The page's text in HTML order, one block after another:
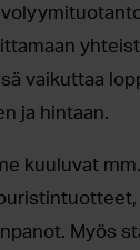
vaikuttaa
ja hintaan.
kuuluvat
Myös